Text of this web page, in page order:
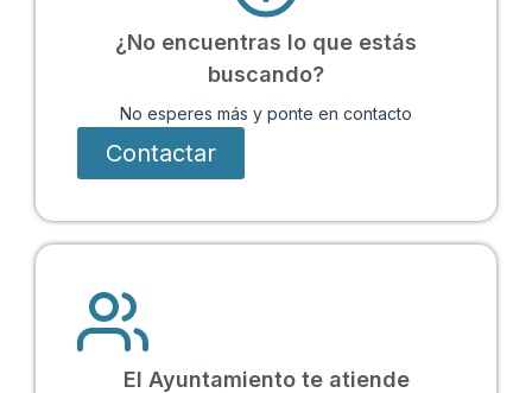
¿No encuentras lo que estás
buscando?
No esperes más y ponte en contacto
Contactar
El Ayuntamiento te atiende